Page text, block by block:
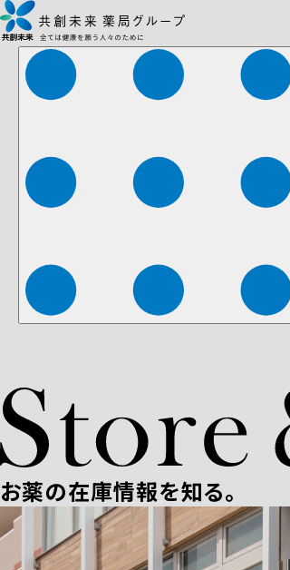
株式会社ファーマみらい 株式会社ストレチア
お薬の在庫情報を知る。